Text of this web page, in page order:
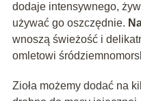
dodaje intensywnego,
używać go oszczędnie.
wnoszą świeżość i
omletowi
Zioła możemy dodać na